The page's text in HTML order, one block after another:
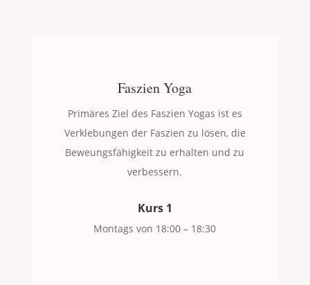
Faszien Yoga
Primäres Ziel des Faszien Yogas ist es
Verklebungen der Faszien zu lösen, die
Beweungsfähigkeit zu erhalten und zu
verbessern.
Kurs 1
Montags von 18:00 – 18:30